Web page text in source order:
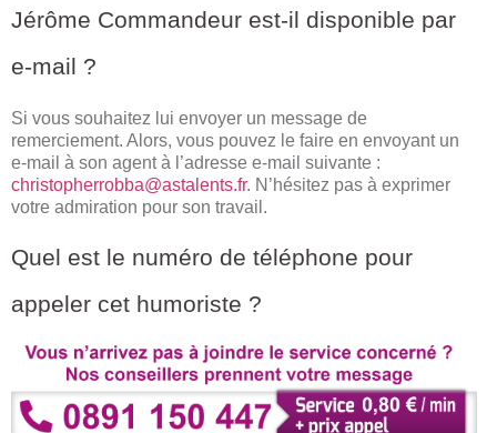
Jérôme Commandeur est-il disponible par
e-mail ?
Si vous souhaitez lui envoyer un message de
remerciement. Alors, vous pouvez le faire en envoyant un
e-mail à son agent à l’adresse e-mail suivante :
christopherrobba@astalents.fr. N’hésitez pas à exprimer
votre admiration pour son travail.
Quel est le numéro de téléphone pour
appeler cet humoriste ?